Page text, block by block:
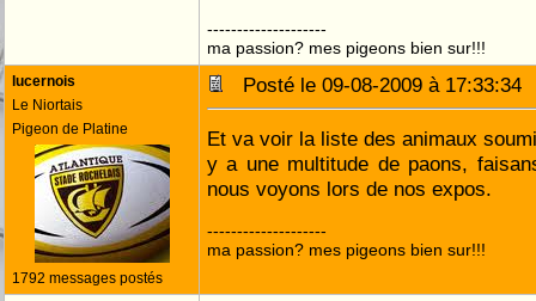
--------------------
ma passion? mes pigeons bien sur!!!
lucernois
Le Niortais
Pigeon de Platine
1792 messages postés
Posté le 09-08-2009 à
Et va voir la liste des animaux
y a une multitude de paons,
nous voyons lors de nos expos.
--------------------
ma passion? mes pigeons bien sur!!!